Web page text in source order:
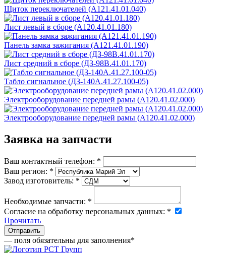
Щиток переключателей (А121.41.01.040)
Лист левый в сборе (А120.41.01.180)
Панель замка зажигания (А121.41.01.190)
Лист средний в сборе (ДЗ-98В.41.01.170)
Табло сигнальное (ДЗ-140А.41.27.100-05)
Электрооборудование передней рамы (А120.41.02.000)
Электрооборудование передней рамы (А120.41.02.000)
Заявка на запчасти
Ваш контактный телефон: *
Ваш регион: *
Завод изготовитель: *
Необходимые запчасти: *
Согласие на обработку персональных данных: *
Прочитать
— поля обязательны для заполнения*